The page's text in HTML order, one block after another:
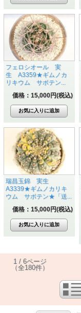
フェロシオール 実
生 A3359★ギムノカ
リキウム サボテン...
価格：15,000円(税込)
瑞昌玉錦 実生
A3339★ギムノカリキ
ウム サボテン★「送...
価格：15,000円(税込)
1 / 6ページ
（全180件）